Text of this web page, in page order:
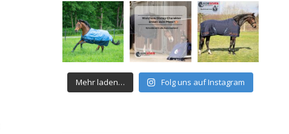
Mehr laden… Folg uns auf Instagram